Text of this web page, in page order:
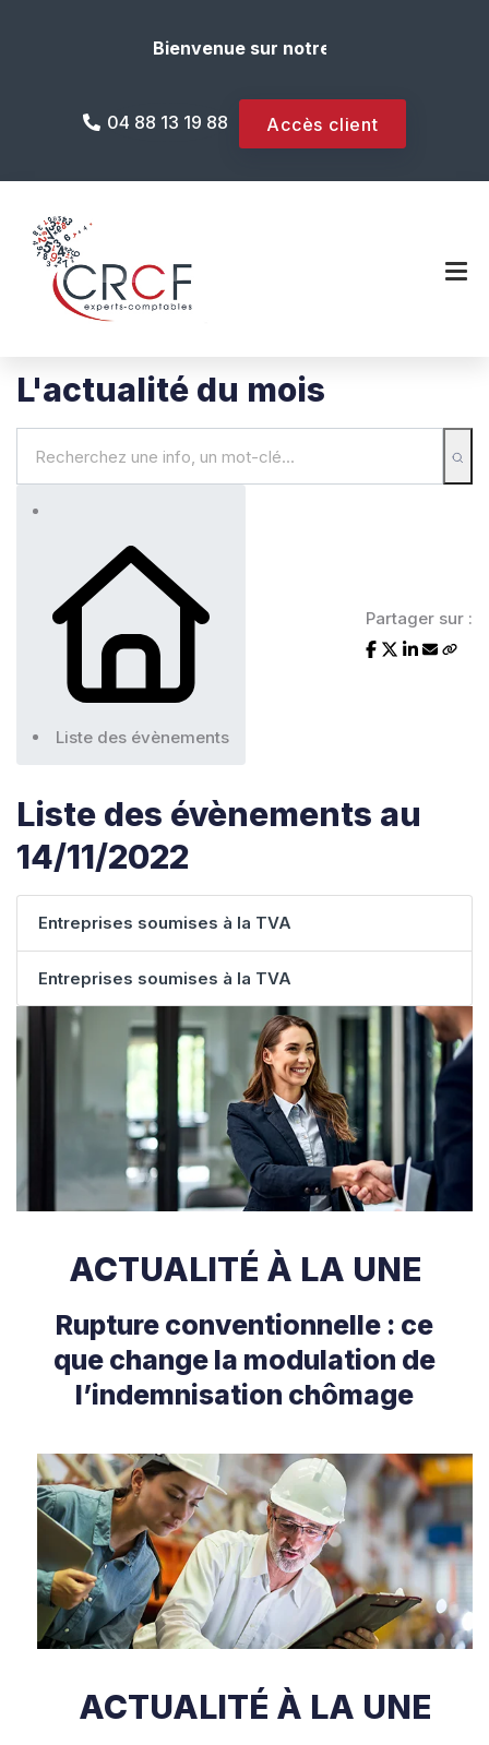
Bienvenue sur notre site internet !
04 88 13 19 88 Accès client
L'actualité du mois
Liste des évènements
Partager sur :
Liste des évènements au
14/11/2022
Entreprises soumises à la TVA
Entreprises soumises à la TVA
ACTUALITÉ À LA UNE
Rupture conventionnelle : ce
que change la modulation de
l’indemnisation chômage
ACTUALITÉ À LA UNE